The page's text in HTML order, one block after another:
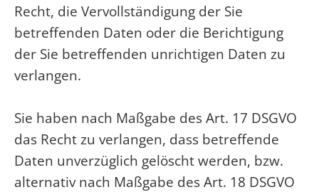
Recht, die Vervollständigung der Sie
betreffenden Daten oder die Berichtigung
der Sie betreffenden unrichtigen Daten zu
verlangen.
Sie haben nach Maßgabe des Art. 17 DSGVO
das Recht zu verlangen, dass betreffende
Daten unverzüglich gelöscht werden, bzw.
alternativ nach Maßgabe des Art. 18 DSGVO